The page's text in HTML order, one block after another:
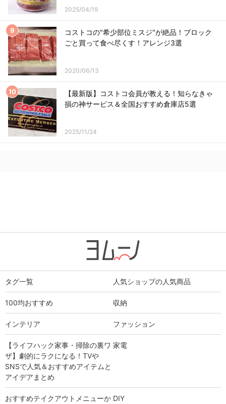
2025/04/19
コストコの"希少部位ミスジ"が絶品！ブロック
ごと買って食べ尽くす！アレンジ3選
2020/06/13
【最新版】コストコ会員が教える！知らなきゃ
損の神サービス＆全国おすすめ倉庫店5選
2025/11/24
タグ一覧 人気ショップの人気商品
100均おすすめ 収納
インテリア ファッション
【ライフハック家事・掃除の裏ワ
ザ】劇的にラクになる！TVや
SNSで人気＆おすすめアイテムと
アイデアまとめ
家電
おすすめテイクアウトメニューか DIY